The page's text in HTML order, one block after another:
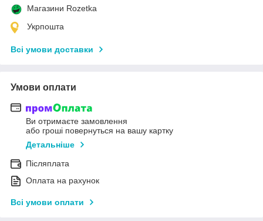
Магазини Rozetka
Укрпошта
Всі умови доставки
Умови оплати
Ви отримаєте замовлення
або гроші повернуться на вашу картку
Детальніше
Післяплата
Оплата на рахунок
Всі умови оплати